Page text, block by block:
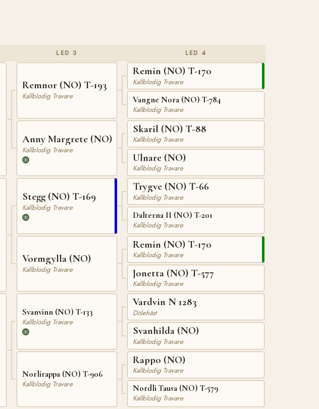
LED 3
Remnor (NO) T-193
Kallblodig Travare
Anny Margrete (NO)
Kallblodig Travare
Stegg (NO) T-169
Kallblodig Travare
Vormgylla (NO)
Kallblodig Travare
Svanvinn (NO) T-133
Kallblodig Travare
Norlirappa (NO) T-906
Kallblodig Travare
LED 4
Remin (NO) T-170
Kallblodig Travare
Vangne Nora (NO) T-784
Kallblodig Travare
Skaril (NO) T-88
Kallblodig Travare
Ulnare (NO)
Kallblodig Travare
Trygve (NO) T-66
Kallblodig Travare
Dalterna II (NO) T-201
Kallblodig Travare
Remin (NO) T-170
Kallblodig Travare
Jonetta (NO) T-577
Kallblodig Travare
Vardvin N 1283
Dölehäst
Svanhilda (NO)
Kallblodig Travare
Rappo (NO)
Kallblodig Travare
Nordli Tausa (NO) T-579
Kallblodig Travare